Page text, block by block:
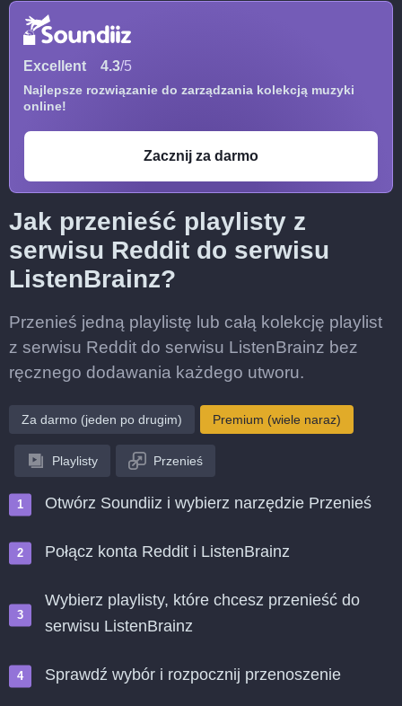
Excellent 4.3/5
Najlepsze rozwiązanie do zarządzania kolekcją muzyki
online!
Zacznij za darmo
Jak przenieść playlisty z
serwisu Reddit do serwisu
ListenBrainz?
Przenieś jedną playlistę lub całą kolekcję playlist
z serwisu Reddit do serwisu ListenBrainz bez
ręcznego dodawania każdego utworu.
Za darmo (jeden po drugim) Premium (wiele naraz)
Playlisty Przenieś
Otwórz Soundiiz i wybierz narzędzie Przenieś
Połącz konta Reddit i ListenBrainz
Wybierz playlisty, które chcesz przenieść do
serwisu ListenBrainz
Sprawdź wybór i rozpocznij przenoszenie